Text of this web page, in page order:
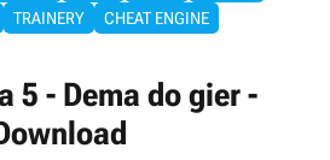
TRAINERY CHEAT ENGINE
5 - Dema do gier -